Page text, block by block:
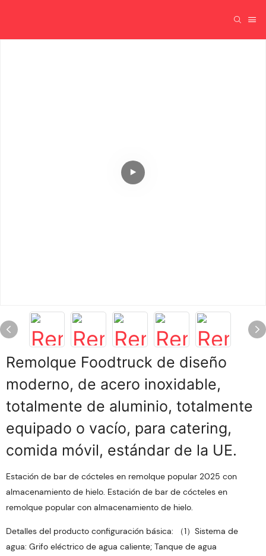
Remolque Foodtruck de diseño
moderno, de acero inoxidable,
totalmente de aluminio, totalmente
equipado o vacío, para catering,
comida móvil, estándar de la UE.
Estación de bar de cócteles en remolque popular 2025 con
almacenamiento de hielo. Estación de bar de cócteles en
remolque popular con almacenamiento de hielo.
Detalles del producto configuración básica: （1）Sistema de
agua: Grifo eléctrico de agua caliente; Tanque de agua